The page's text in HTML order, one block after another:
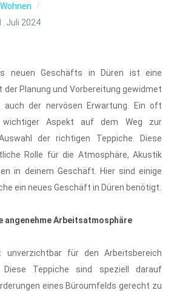
Juli 2024
neuen Geschäfts in Düren ist eine
der Planung und Vorbereitung gewidmet
der nervösen Erwartung. Ein oft
wichtiger Aspekt auf dem Weg zur
der richtigen Teppiche. Diese
Rolle für die Atmosphäre, Akustik
in deinem Geschäft. Hier sind einige
ein neues Geschäft in Düren benötigt.
angenehme Arbeitsatmosphäre
unverzichtbar für den Arbeitsbereich
Diese Teppiche sind speziell darauf
eines Büroumfelds gerecht zu